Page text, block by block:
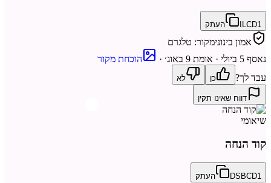
ILCD1 העתק
אמון בינונימקור: טלגרם
נאסף 5 ביולי · אומת 9 באוג׳ ·
הוכחת מקור
עבד לך?
כן לא
דווח שאינו תקין
שיאומי
קוד הנחה
DSBCD1 העתק